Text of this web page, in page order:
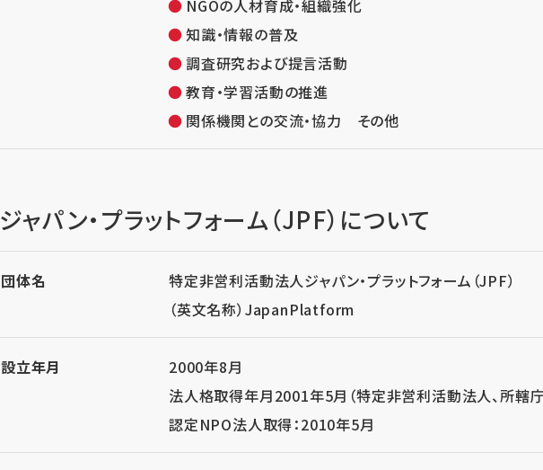
NGOの人材育成・組織強化
知識・情報の普及
調査研究および提言活動
教育・学習活動の推進
関係機関との交流・協力 その他
ジャパン・プラットフォーム（JPF）について
団体名
特定非営利活動法人ジャパン・プラットフォーム（JPF）
（英文名称）JapanPlatform
設立年月
2000年8月
法人格取得年月2001年5月（特定非営利活動法人、所轄庁
認定NPO法人取得：2010年5月